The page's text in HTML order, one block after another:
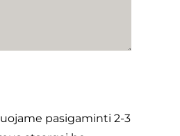
pasigaminti 2-3